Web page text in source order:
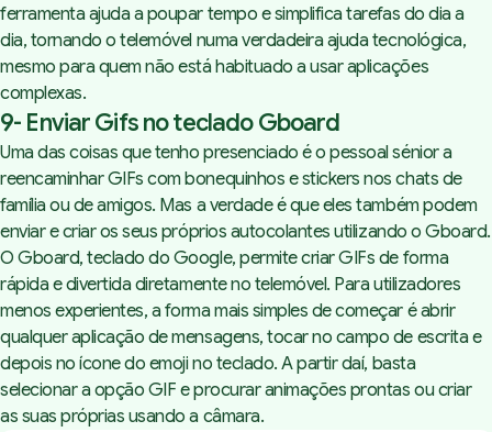
ferramenta ajuda a poupar tempo e simplifica tarefas do dia a
dia, tornando o telemóvel numa verdadeira ajuda tecnológica,
mesmo para quem não está habituado a usar aplicações
complexas.
9- Enviar Gifs no teclado Gboard
Uma das coisas que tenho presenciado é o pessoal sénior a
reencaminhar GIFs com bonequinhos e stickers nos chats de
família ou de amigos. Mas a verdade é que eles também podem
enviar e criar os seus próprios autocolantes utilizando o Gboard.
O Gboard, teclado do Google, permite criar GIFs de forma
rápida e divertida diretamente no telemóvel. Para utilizadores
menos experientes, a forma mais simples de começar é abrir
qualquer aplicação de mensagens, tocar no campo de escrita e
depois no ícone do emoji no teclado. A partir daí, basta
selecionar a opção GIF e procurar animações prontas ou criar
as suas próprias usando a câmara.